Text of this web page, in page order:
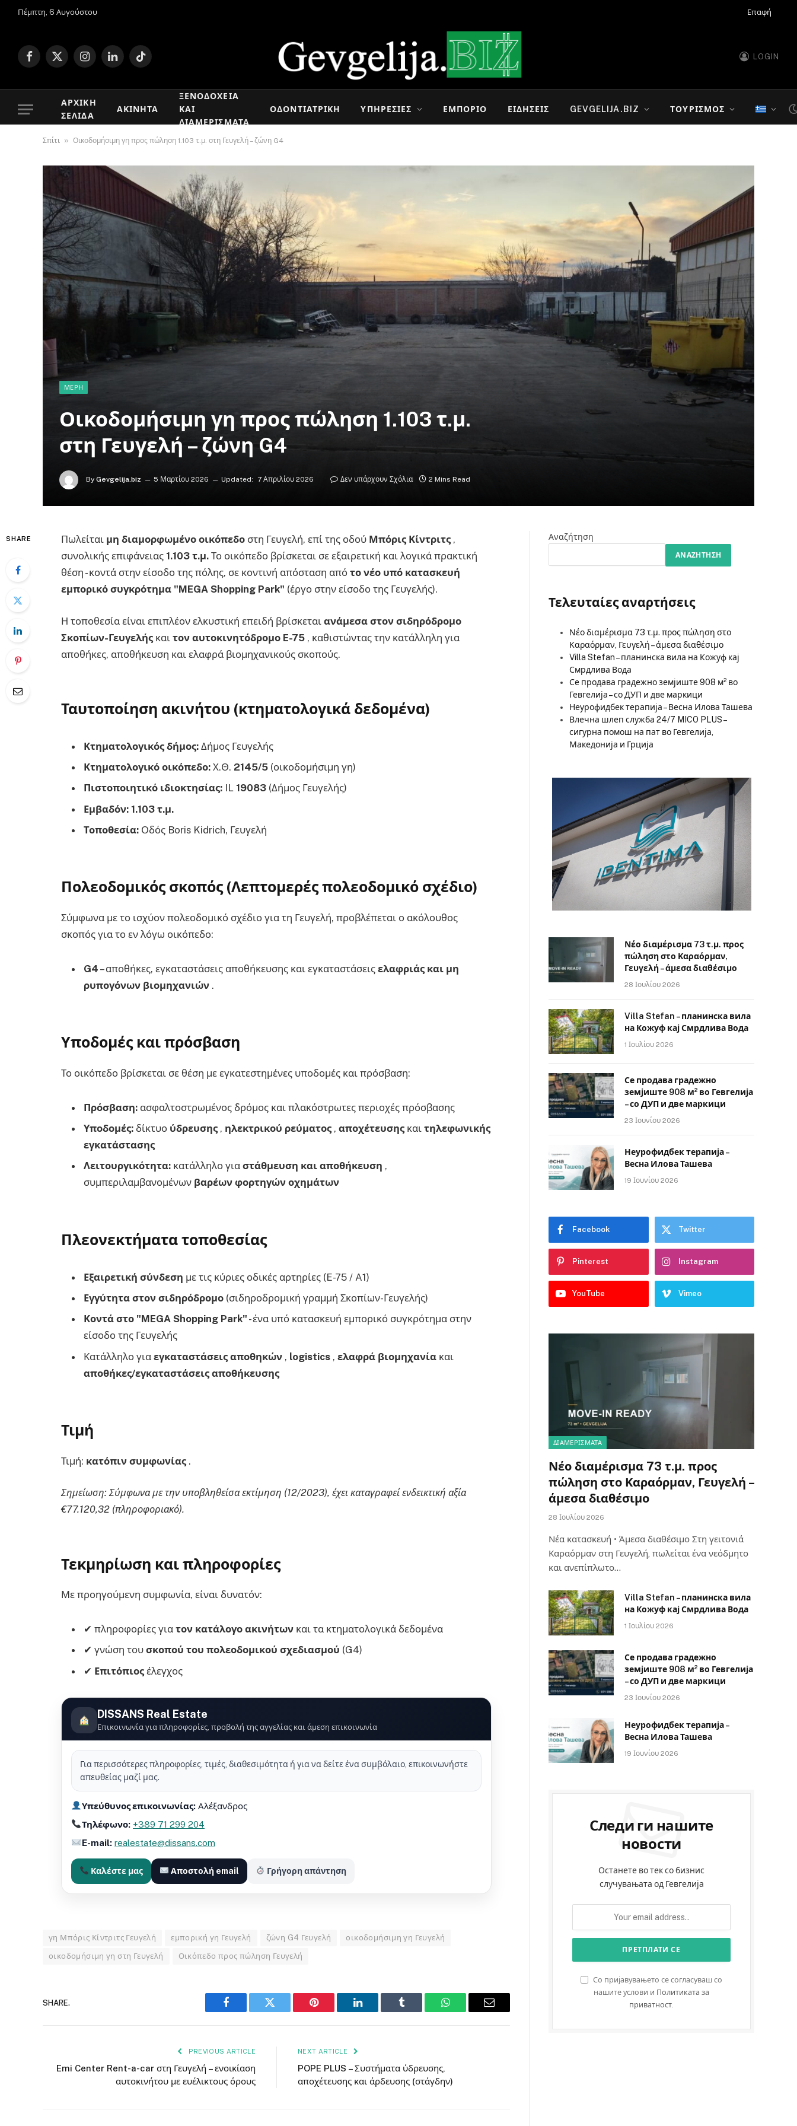
Πέμπτη, 6 Αυγούστου Επαφή
Facebook
X
InstagramLinkedInTikTok
LOGIN
ΑΡΧΙΚΉ
ΣΕΛΊΔΑ
ΑΚΊΝΗΤΑ
ΞΕΝΟΔΟΧΕΊΑ
ΚΑΙ
ΔΙΑΜΕΡΊΣΜΑΤΑ
ΟΔΟΝΤΙΑΤΡΙΚΉ ΥΠΗΡΕΣΊΕΣ ΕΜΠΌΡΙΟ ΕΙΔΉΣΕΙΣ GEVGELIJA.BIZ ΤΟΥΡΙΣΜΌΣ
Σπίτι » Οικοδομήσιμη γη προς πώληση 1.103 τ.μ. στη Γευγελή – ζώνη G4
ΜΈΡΗ
Οικοδομήσιμη γη προς πώληση 1.103 τ.μ.
στη Γευγελή – ζώνη G4
By Gevgelija.biz 5 Μαρτίου 2026 Updated: 7 Απριλίου 2026 Δεν υπάρχουν Σχόλια 2 Mins Read
SHARE Πωλείται μη διαμορφωμένο οικόπεδο στη Γευγελή, επί της οδού Μπόρις Κίντριτς ,
συνολικής επιφάνειας 1.103 τ.μ. Το οικόπεδο βρίσκεται σε εξαιρετική και λογικά πρακτική
θέση - κοντά στην είσοδο της πόλης, σε κοντινή απόσταση από το νέο υπό κατασκευή
εμπορικό συγκρότημα "MEGA Shopping Park" (έργο στην είσοδο της Γευγελής).
Η τοποθεσία είναι επιπλέον ελκυστική επειδή βρίσκεται ανάμεσα στον σιδηρόδρομο
Σκοπίων-Γευγελής και τον αυτοκινητόδρομο E-75 , καθιστώντας την κατάλληλη για
αποθήκες, αποθήκευση και ελαφρά βιομηχανικούς σκοπούς.
Ταυτοποίηση ακινήτου (κτηματολογικά δεδομένα)
Κτηματολογικός δήμος: Δήμος Γευγελής
Κτηματολογικό οικόπεδο: Χ.Θ. 2145/5 (οικοδομήσιμη γη)
Πιστοποιητικό ιδιοκτησίας: IL 19083 (Δήμος Γευγελής)
Εμβαδόν: 1.103 τ.μ.
Τοποθεσία: Οδός Boris Kidrich, Γευγελή
Πολεοδομικός σκοπός (Λεπτομερές πολεοδομικό σχέδιο)
Σύμφωνα με το ισχύον πολεοδομικό σχέδιο για τη Γευγελή, προβλέπεται ο ακόλουθος
σκοπός για το εν λόγω οικόπεδο:
G4 – αποθήκες, εγκαταστάσεις αποθήκευσης και εγκαταστάσεις ελαφριάς και μη
ρυπογόνων βιομηχανιών .
Υποδομές και πρόσβαση
Το οικόπεδο βρίσκεται σε θέση με εγκατεστημένες υποδομές και πρόσβαση:
Πρόσβαση: ασφαλτοστρωμένος δρόμος και πλακόστρωτες περιοχές πρόσβασης
Υποδομές: δίκτυο ύδρευσης , ηλεκτρικού ρεύματος , αποχέτευσης και τηλεφωνικής
εγκατάστασης
Λειτουργικότητα: κατάλληλο για στάθμευση και αποθήκευση ,
συμπεριλαμβανομένων βαρέων φορτηγών οχημάτων
Πλεονεκτήματα τοποθεσίας
Εξαιρετική σύνδεση με τις κύριες οδικές αρτηρίες (E-75 / A1)
Εγγύτητα στον σιδηρόδρομο (σιδηροδρομική γραμμή Σκοπίων-Γευγελής)
Κοντά στο "MEGA Shopping Park" - ένα υπό κατασκευή εμπορικό συγκρότημα στην
είσοδο της Γευγελής
Κατάλληλο για εγκαταστάσεις αποθηκών , logistics , ελαφρά βιομηχανία και
αποθήκες/εγκαταστάσεις αποθήκευσης
Τιμή
Τιμή: κατόπιν συμφωνίας .
Σημείωση: Σύμφωνα με την υποβληθείσα εκτίμηση (12/2023), έχει καταγραφεί ενδεικτική αξία
€77.120,32 (πληροφοριακό).
Τεκμηρίωση και πληροφορίες
Με προηγούμενη συμφωνία, είναι δυνατόν:
✔ πληροφορίες για τον κατάλογο ακινήτων και τα κτηματολογικά δεδομένα
✔ γνώση του σκοπού του πολεοδομικού σχεδιασμού (G4)
✔ Επιτόπιος έλεγχος
DISSANS Real Estate
Επικοινωνία για πληροφορίες, προβολή της αγγελίας και άμεση επικοινωνία
Για περισσότερες πληροφορίες, τιμές, διαθεσιμότητα ή για να δείτε ένα συμβόλαιο, επικοινωνήστε
απευθείας μαζί μας.
Υπεύθυνος επικοινωνίας: Αλέξανδρος
Τηλέφωνο: +389 71 299 204
E-mail: realestate@dissans.com
Καλέστε μας Αποστολή email Γρήγορη απάντηση
γη Μπόρις Κίντριτς Γευγελή εμπορική γη Γευγελή ζώνη G4 Γευγελή οικοδομήσιμη γη Γευγελή
οικοδομήσιμη γη στη Γευγελή Οικόπεδο προς πώληση Γευγελή
SHARE.
Facebook Twitter Pinterest LinkedIn Tumblr WhatsAppEmail
PREVIOUS ARTICLE
Emi Center Rent-a-car στη Γευγελή – ενοικίαση
αυτοκινήτου με ευέλικτους όρους
NEXT ARTICLE
POPE PLUS – Συστήματα ύδρευσης,
αποχέτευσης και άρδευσης (στάγδην)
Αναζήτηση
ΑΝΑΖΉΤΗΣΗ
Τελευταίες αναρτήσεις
Νέο διαμέρισμα 73 τ.μ. προς πώληση στο
Καραόρμαν, Γευγελή – άμεσα διαθέσιμο
Villa Stefan – планинска вила на Кожуф кај
Смрдлива Вода
Се продава градежно земјиште 908 м² во
Гевгелија – со ДУП и две маркици
Неурофидбек терапија – Весна Илова Ташева
Влечна шлеп служба 24/7 MICO PLUS –
сигурна помош на пат во Гевгелија,
Македонија и Грција
Νέο διαμέρισμα 73 τ.μ. προς
πώληση στο Καραόρμαν,
Γευγελή – άμεσα διαθέσιμο
28 Ιουλίου 2026
Villa Stefan – планинска вила
на Кожуф кај Смрдлива Вода
1 Ιουλίου 2026
Се продава градежно
земјиште 908 м² во Гевгелија
– со ДУП и две маркици
23 Ιουνίου 2026
Неурофидбек терапија –
Весна Илова Ташева
19 Ιουνίου 2026
Facebook Twitter
Pinterest Instagram
YouTube Vimeo
ΔΙΑΜΕΡΊΣΜΑΤΑ
Νέο διαμέρισμα 73 τ.μ. προς
πώληση στο Καραόρμαν, Γευγελή –
άμεσα διαθέσιμο
28 Ιουλίου 2026
Νέα κατασκευή • Άμεσα διαθέσιμο Στη γειτονιά
Καραόρμαν στη Γευγελή, πωλείται ένα νεόδμητο
και ανεπίπλωτο…
Villa Stefan – планинска вила
на Кожуф кај Смрдлива Вода
1 Ιουλίου 2026
Се продава градежно
земјиште 908 м² во Гевгелија
– со ДУП и две маркици
23 Ιουνίου 2026
Неурофидбек терапија –
Весна Илова Ташева
19 Ιουνίου 2026
Следи ги нашите
новости
Останете во тек со бизнис
случувањата од Гевгелија
Со пријавувањето се согласуваш со
нашите услови и Политиката за
приватност.